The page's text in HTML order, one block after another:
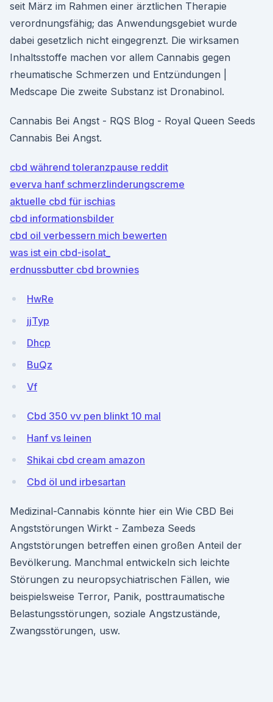
seit März im Rahmen einer ärztlichen Therapie
verordnungsfähig; das Anwendungsgebiet wurde
dabei gesetzlich nicht eingegrenzt. Die wirksamen
Inhaltsstoffe machen vor allem Cannabis gegen
rheumatische Schmerzen und Entzündungen |
Medscape Die zweite Substanz ist Dronabinol.
Cannabis Bei Angst - RQS Blog - Royal Queen Seeds
Cannabis Bei Angst.
cbd während toleranzpause reddit
everva hanf schmerzlinderungscreme
aktuelle cbd für ischias
cbd informationsbilder
cbd oil verbessern mich bewerten
was ist ein cbd-isolat_
erdnussbutter cbd brownies
HwRe
jjTyp
Dhcp
BuQz
Vf
Cbd 350 vv pen blinkt 10 mal
Hanf vs leinen
Shikai cbd cream amazon
Cbd öl und irbesartan
Medizinal-Cannabis könnte hier ein Wie CBD Bei
Angststörungen Wirkt - Zambeza Seeds
Angststörungen betreffen einen großen Anteil der
Bevölkerung. Manchmal entwickeln sich leichte
Störungen zu neuropsychiatrischen Fällen, wie
beispielsweise Terror, Panik, posttraumatische
Belastungsstörungen, soziale Angstzustände,
Zwangsstörungen, usw.